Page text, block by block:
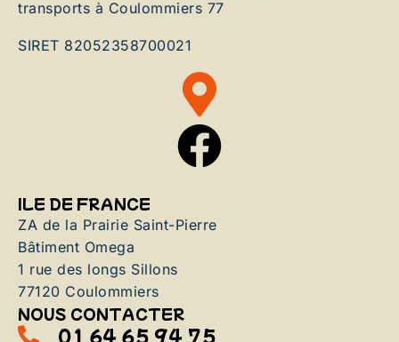
transports à Coulommiers 77
SIRET 82052358700021
ILE DE FRANCE
ZA de la Prairie Saint-Pierre
Bâtiment Omega
1 rue des longs Sillons
77120 Coulommiers
NOUS CONTACTER
01 64 65 94 75